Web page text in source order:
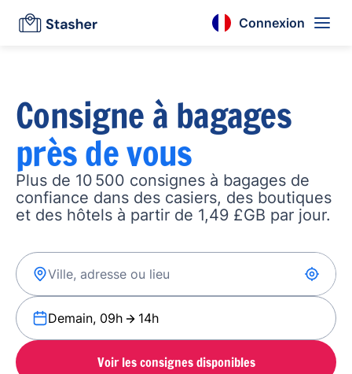
Connexion
Consigne à bagages
près de vous
Plus de 10 500 consignes à bagages de
confiance dans des casiers, des boutiques
et des hôtels à partir de 1,49 £GB par jour.
Demain, 09h 14h
Voir les consignes disponibles